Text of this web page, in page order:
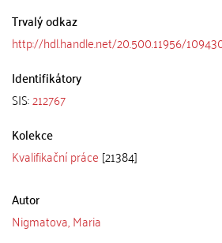
Trvalý odkaz
http://hdl.handle.net/20.500.11956/
Identifikátory
SIS:212767
Kolekce
Kvalifikační práce [21384]
Autor
Nigmatova, Maria